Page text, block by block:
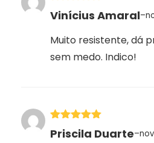
Avaliação
de 5
Vinícius Amaral–
Muito resistente, dá
sem medo. Indico!
Avaliação
de 5
Priscila Duarte–